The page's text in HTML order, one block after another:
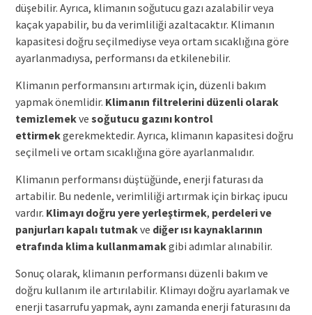
düşebilir. Ayrıca, klimanın soğutucu gazı azalabilir veya
kaçak yapabilir, bu da verimliliği azaltacaktır. Klimanın
kapasitesi doğru seçilmediyse veya ortam sıcaklığına göre
ayarlanmadıysa, performansı da etkilenebilir.
Klimanın performansını artırmak için, düzenli bakım
yapmak önemlidir. Klimanın filtrelerini düzenli olarak
temizlemekve soğutucu gazını kontrol
ettirmekgerekmektedir. Ayrıca, klimanın kapasitesi doğru
seçilmeli ve ortam sıcaklığına göre ayarlanmalıdır.
Klimanın performansı düştüğünde, enerji faturası da
artabilir. Bu nedenle, verimliliği artırmak için birkaç ipucu
vardır. Klimayı doğru yere yerleştirmek, perdeleri ve
panjurları kapalı tutmakve diğer ısı kaynaklarının
etrafında klima kullanmamakgibi adımlar alınabilir.
Sonuç olarak, klimanın performansı düzenli bakım ve
doğru kullanım ile artırılabilir. Klimayı doğru ayarlamak ve
enerji tasarrufu yapmak, aynı zamanda enerji faturasını da